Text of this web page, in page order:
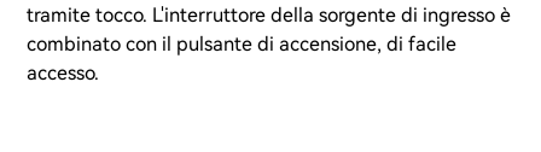
tramite tocco. L'interruttore della sorgente di ingresso è
combinato con il pulsante di accensione, di facile
accesso.